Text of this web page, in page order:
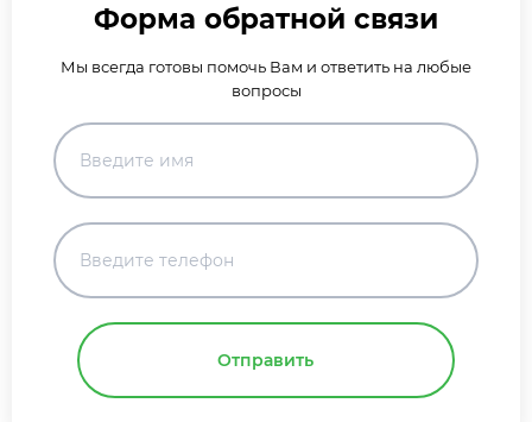
Форма обратной связи
Мы всегда готовы помочь Вам и ответить на любые
вопросы
Отправить